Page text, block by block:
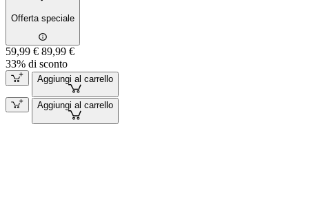
Offerta speciale
59,99 € 89,99 €
33% di sconto
Aggiungi al carrello
Aggiungi al carrello